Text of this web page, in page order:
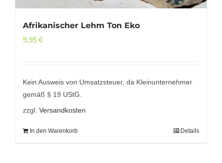
Afrikanischer Lehm Ton Eko
9,95 €
Kein Ausweis von Umsatzsteuer, da Kleinunternehmer
gemäß § 19 UStG.
zzgl. Versandkosten
In den Warenkorb Details